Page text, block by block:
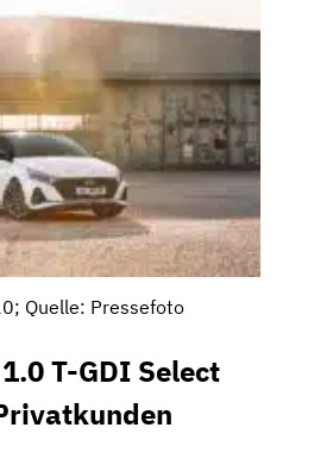
Quelle: Pressefoto
T-GDI Select